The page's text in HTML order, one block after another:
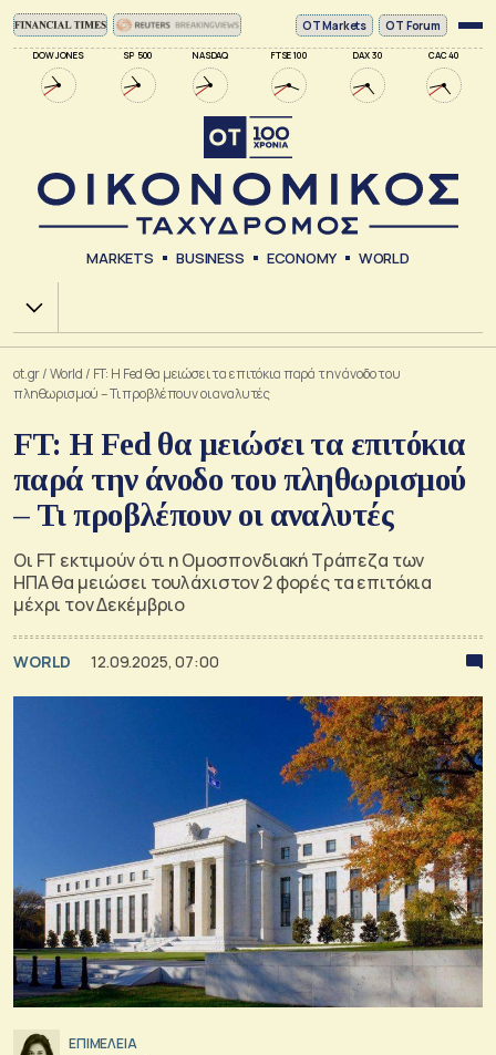
DOW JONES SP 500 NASDAQ FTSE 100 DAX 30 CAC 40
ΟΤ Markets OT Forum
MARKETS BUSINESS ECONOMY WORLD
Χ.Α.
ot.gr/World / FT: Η Fed θα μειώσει τα επιτόκια παρά την άνοδο του
πληθωρισμού – Τι προβλέπουν οι αναλυτές
FT: Η Fed θα μειώσει τα επιτόκια
παρά την άνοδο του πληθωρισμού
– Τι προβλέπουν οι αναλυτές
Οι FT εκτιμούν ότι η Ομοσπονδιακή Τράπεζα των
ΗΠΑ θα μειώσει τουλάχιστον 2 φορές τα επιτόκια
μέχρι τον Δεκέμβριο
WORLD 12.09.2025, 07:00
ΕΠΙΜΕΛΕΙΑ